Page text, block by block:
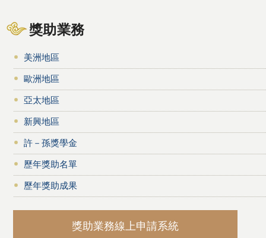
獎助業務
美洲地區
歐洲地區
亞太地區
新興地區
許－孫獎學金
歷年獎助名單
歷年獎助成果
獎助業務線上申請系統